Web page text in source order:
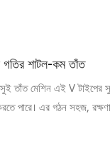
গতির শাটল-কম তাঁত
তাঁত মেশিন এই V টাইপের
পারে। এর গঠন সহজ,